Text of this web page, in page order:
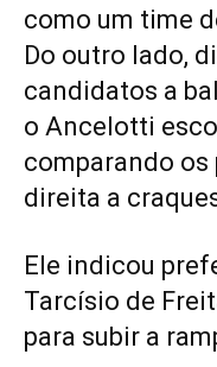
como um time
Do outro lado,
candidatos a
o Ancelotti
comparando
direita a
Ele indicou
Tarcísio de
para subir a